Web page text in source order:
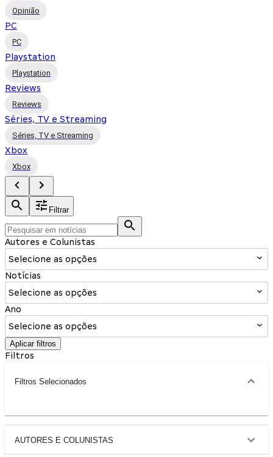
Opinião
PC
PC
Playstation
Playstation
Reviews
Reviews
Séries, TV e Streaming
Séries, TV e Streaming
Xbox
Xbox
Filtrar
Autores e Colunistas
Selecione as opções
Notícias
Selecione as opções
Ano
Selecione as opções
Aplicar filtros
Filtros
Filtros Selecionados
AUTORES E COLUNISTAS